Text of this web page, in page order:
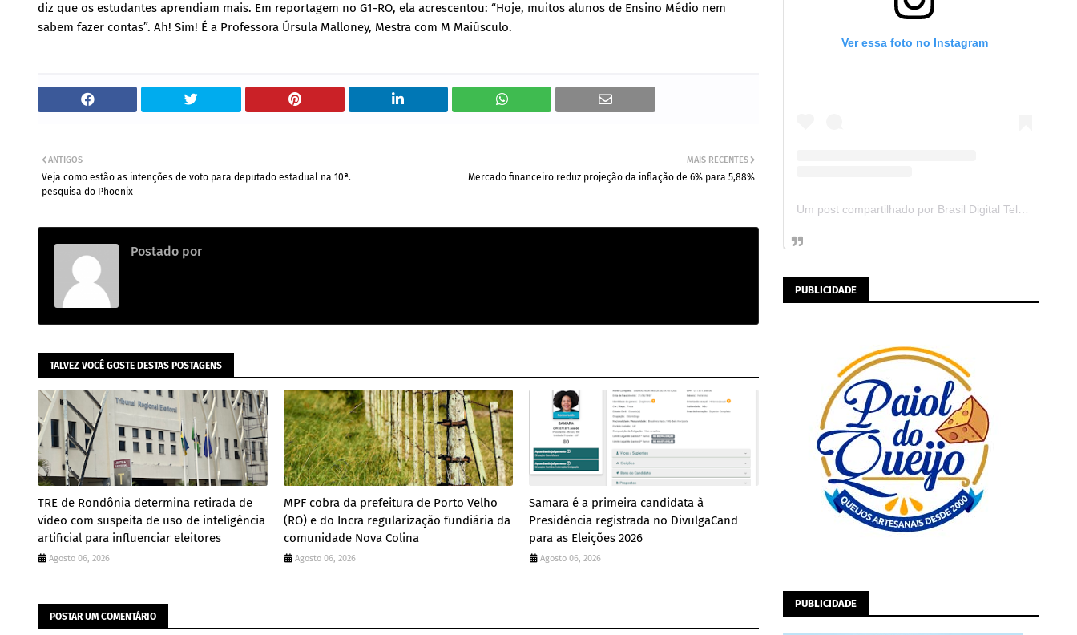
diz que os estudantes aprendiam mais. Em reportagem no G1-RO, ela acrescentou: “Hoje, muitos alunos de Ensino Médio nem
sabem fazer contas”. Ah! Sim! É a Professora Úrsula Malloney, Mestra com M Maiúsculo.
MAIS RECENTES
Mercado financeiro reduz projeção da inflação de 6% para 5,88%
ANTIGOS
Veja como estão as intenções de voto para deputado estadual na 10ª.
pesquisa do Phoenix
Postado por
TALVEZ VOCÊ GOSTE DESTAS POSTAGENS
TRE de Rondônia determina retirada de
vídeo com suspeita de uso de inteligência
artificial para influenciar eleitores
Agosto 06, 2026
MPF cobra da prefeitura de Porto Velho
(RO) e do Incra regularização fundiária da
comunidade Nova Colina
Agosto 06, 2026
Samara é a primeira candidata à
Presidência registrada no DivulgaCand
para as Eleições 2026
Agosto 06, 2026
POSTAR UM COMENTÁRIO
Ver essa foto no Instagram
PUBLICIDADE
PUBLICIDADE